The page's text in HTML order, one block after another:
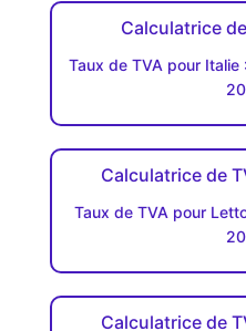
Calculatrice
Taux de TVA pour Italie
Calculatrice de
Taux de TVA pour
Calculatrice de